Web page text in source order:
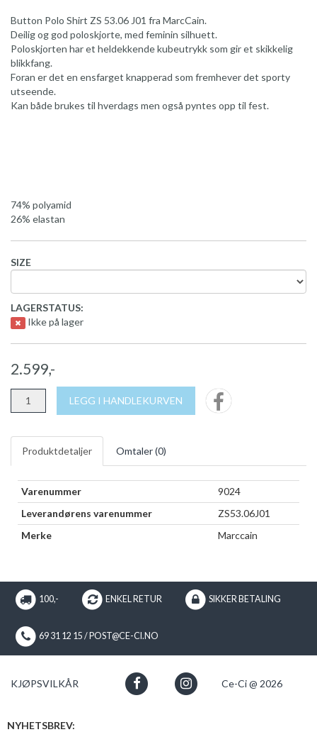
Button Polo Shirt ZS 53.06 J01 fra MarcCain.
Deilig og god poloskjorte, med feminin silhuett.
Poloskjorten har et heldekkende kubeutrykk som gir et skikkelig
blikkfang.
Foran er det en ensfarget knapperad som fremhever det sporty
utseende.
Kan både brukes til hverdags men også pyntes opp til fest.
74% polyamid
26% elastan
SIZE
LAGERSTATUS:
Ikke på lager
2.599,-
LEGG I HANDLEKURVEN
Produktdetaljer Omtaler (0)
Varenummer
9024
Leverandørens varenummer
ZS53.06J01
Merke
Marccain
100,- ENKEL RETUR SIKKER BETALING
69 31 12 15 / POST@CE-CI.NO
KJØPSVILKÅR Ce-Ci @ 2026
NYHETSBREV: